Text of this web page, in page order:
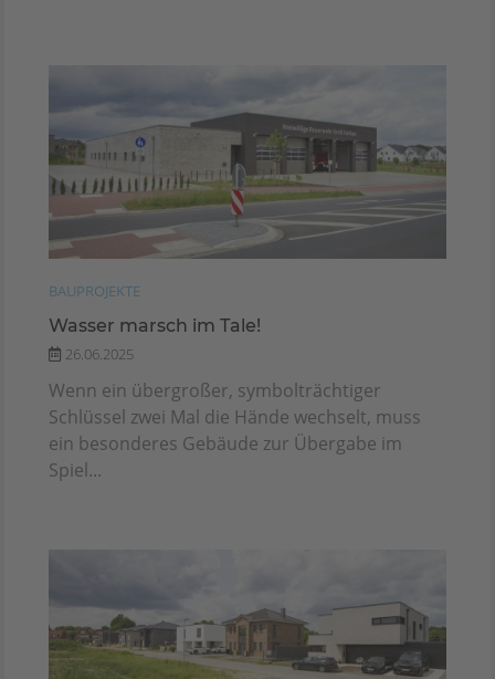
BAUPROJEKTE
Wasser marsch im Tale!
26.06.2025
Wenn ein übergroßer, symbolträchtiger
Schlüssel zwei Mal die Hände wechselt, muss
ein besonderes Gebäude zur Übergabe im
Spiel...